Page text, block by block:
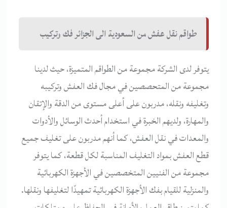
طواقم نقل عفش من السعودية الى الجزائر فك وتركيب
يتوفر لدى الشركة مجموعة من الطواقم المتميزة، حيث لدينا
مجموعة من المتحصصين في مجال فك العفش وتركيبه
وتغليفه ونقله، مدربون على أعلى مستوى من الدقة والإتقان
والمهارة، ولديهم الخبرة في استخدام أحدث الوسائل والأدوات
والمعدات في نقل العفش، كما أنهم مدربون على تغليف جميع
قطع العفش بمواد التغليف المناسبة لكل قطعة، كما يتوفر
مجموعة من الفنيين المتخصصين في الأجهزة الكهربائية
والمنزلية للقيام بفك الأجهزة الكهربائية تمهيدًا لتغليفها ونقلها.